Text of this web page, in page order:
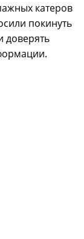
катеров
покинуть
доверять